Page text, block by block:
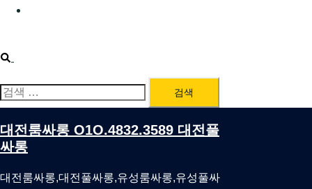
Search
검
색:
대전룸싸롱 O1O.4832.3589 대전풀
싸롱
대전룸싸롱,대전풀싸롱,유성룸싸롱,유성풀싸